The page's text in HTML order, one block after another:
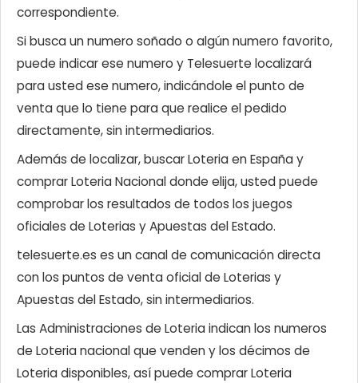
correspondiente.
Si busca un numero soñado o algún numero favorito,
puede indicar ese numero y Telesuerte localizará
para usted ese numero, indicándole el punto de
venta que lo tiene para que realice el pedido
directamente, sin intermediarios.
Además de localizar, buscar Loteria en España y
comprar Loteria Nacional donde elija, usted puede
comprobar los resultados de todos los juegos
oficiales de Loterias y Apuestas del Estado.
telesuerte.es es un canal de comunicación directa
con los puntos de venta oficial de Loterias y
Apuestas del Estado, sin intermediarios.
Las Administraciones de Loteria indican los numeros
de Loteria nacional que venden y los décimos de
Loteria disponibles, así puede comprar Loteria